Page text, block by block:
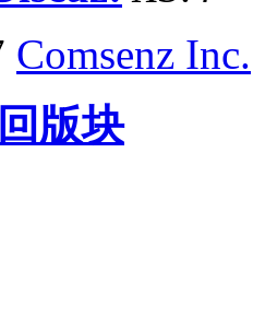
Comsenz Inc.
版块